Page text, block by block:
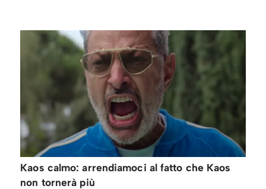
Kaos calmo: arrendiamoci al fatto che Kaos
non tornerà più